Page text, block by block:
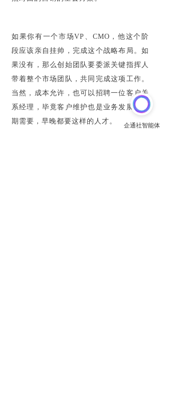
如果你有一个市场VP、CMO，他这个阶
段应该亲自挂帅，完成这个战略布局。如
果没有，那么创始团队要委派关键指挥人
带着整个市场团队，共同完成这项工作。
当然，成本允许，也可以招聘一位客户关
系经理，毕竟客户维护也是业务发展的长
期需要，早晚都要这样的人才。